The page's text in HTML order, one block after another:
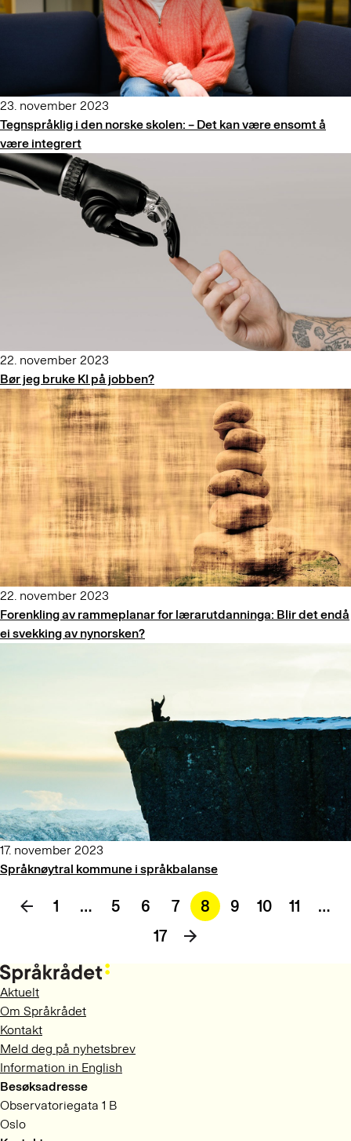
23. november 2023
Tegnspråklig i den norske skolen: – Det kan være ensomt å
være integrert
22. november 2023
Bør jeg bruke KI på jobben?
22. november 2023
Forenkling av rammeplanar for lærarutdanninga: Blir det endå
ei svekking av nynorsken?
17. november 2023
Språknøytral kommune i språkbalanse
1 … 5 6 7 8 9 10 11
…
17
Aktuelt
Om Språkrådet
Kontakt
Meld deg på nyhetsbrev
Information in English
Besøksadresse
Observatoriegata 1 B
Oslo